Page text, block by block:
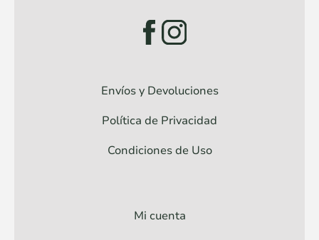
Envíos y Devoluciones
Política de Privacidad
Condiciones de Uso
Mi cuenta